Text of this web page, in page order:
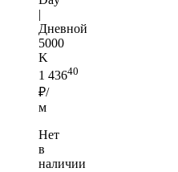
|
Дневной
5000
K
1 43640
₽/
м
Нет
в
наличии